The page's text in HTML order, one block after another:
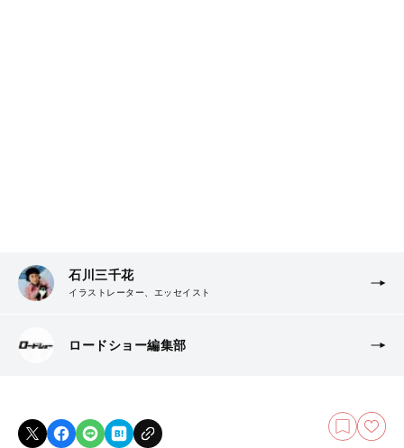
石川三千花
イラストレーター、エッセイスト
ロードショー編集部